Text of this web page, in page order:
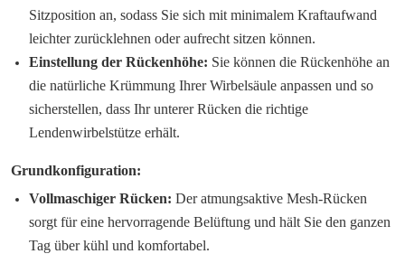
Sitzposition an, sodass Sie sich mit minimalem Kraftaufwand
leichter zurücklehnen oder aufrecht sitzen können.
Einstellung der Rückenhöhe: Sie können die Rückenhöhe an
die natürliche Krümmung Ihrer Wirbelsäule anpassen und so
sicherstellen, dass Ihr unterer Rücken die richtige
Lendenwirbelstütze erhält.
Grundkonfiguration:
Vollmaschiger Rücken: Der atmungsaktive Mesh-Rücken
sorgt für eine hervorragende Belüftung und hält Sie den ganzen
Tag über kühl und komfortabel.